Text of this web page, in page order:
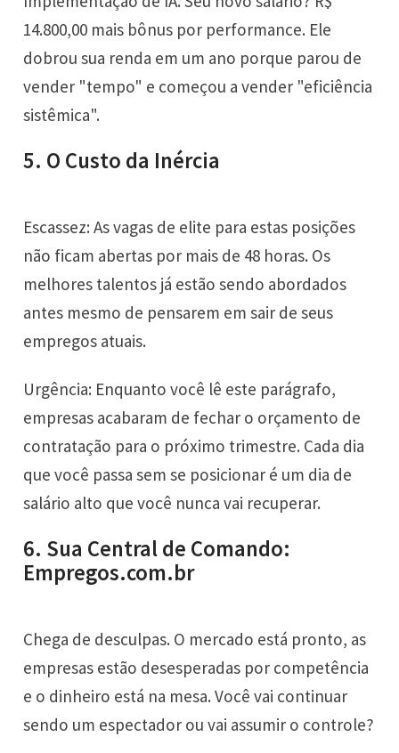
14.800,00 mais bônus por performance. Ele
dobrou sua renda em um ano porque parou de
vender "tempo" e começou a vender "eficiência
sistêmica".
5. O Custo da Inércia
Escassez: As vagas de elite para estas posições
não ficam abertas por mais de 48 horas. Os
melhores talentos já estão sendo abordados
antes mesmo de pensarem em sair de seus
empregos atuais.
Urgência: Enquanto você lê este parágrafo,
empresas acabaram de fechar o orçamento de
contratação para o próximo trimestre. Cada dia
que você passa sem se posicionar é um dia de
salário alto que você nunca vai recuperar.
6. Sua Central de Comando:
Empregos.com.br
Chega de desculpas. O mercado está pronto, as
empresas estão desesperadas por competência
e o dinheiro está na mesa. Você vai continuar
sendo um espectador ou vai assumir o controle?